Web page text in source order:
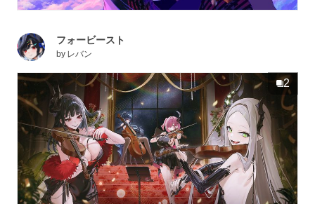
フォービースト
by レバン
2